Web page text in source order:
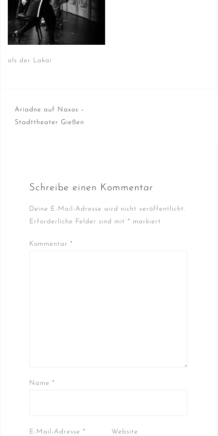
als der Lakai
Beitragsnavigation
Ariadne auf Naxos –
Stadttheater Gießen
Schreibe einen Kommentar
Deine E-Mail-Adresse wird nicht veröffentlicht.
Erforderliche Felder sind mit * markiert
Kommentar *
Name *
E-Mail-Adresse * Website